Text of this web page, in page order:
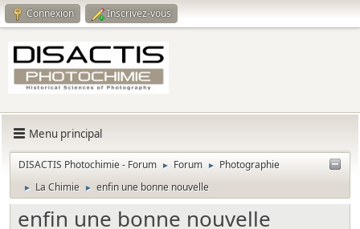
Connexion Inscrivez-vous
Menu principal
DISACTIS Photochimie - Forum ► Forum ► Photographie
► La Chimie ► enfin une bonne nouvelle
enfin une bonne nouvelle